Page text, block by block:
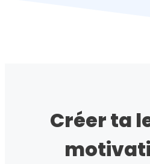
Créer ta